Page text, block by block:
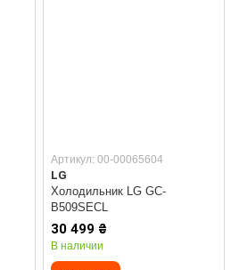
Артикул: 00-00065604
LG
Холодильник LG GC-
B509SECL
30 499 ₴
В наличии